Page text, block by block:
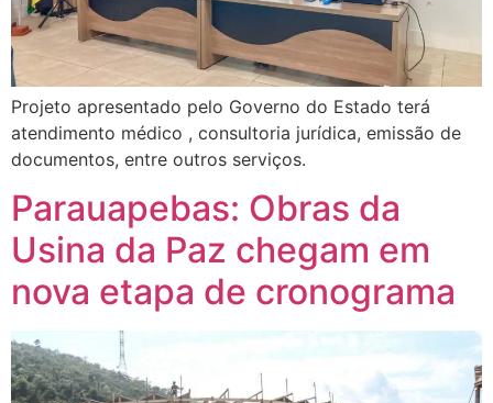
Projeto apresentado pelo Governo do Estado terá
atendimento médico , consultoria jurídica, emissão de
documentos, entre outros serviços.
Parauapebas: Obras da
Usina da Paz chegam em
nova etapa de cronograma